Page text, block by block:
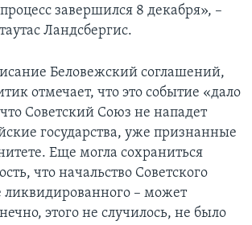
завершился 8 декабря», –
Ландсбергис.
Беловежский соглашений,
отмечает, что это событие «дало
Советский Союз не нападет
государства, уже признанные
Еще могла сохраниться
что начальство Советского
– может
этого не случилось, не было